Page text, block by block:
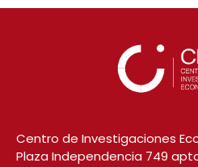
Centro de Investigaciones
Plaza Independencia 749 apto.